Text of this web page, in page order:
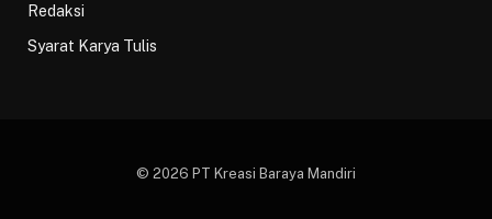
Redaksi
Syarat Karya Tulis
© 2026 PT Kreasi Baraya Mandiri